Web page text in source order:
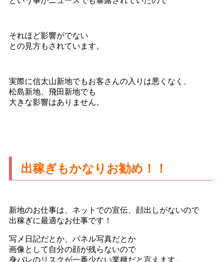
それほど影響がでない
との見方もされています。
実際に信太山新地でもお客さんの入りは悪くなく、
松島新地、飛田新地でも
大きな影響はありません。
出稼ぎもかなりお勧め！！
新地のお仕事は、ネットでの宣伝、顔出しがないので
出稼ぎに最適なお仕事です！
写メ日記だとか、パネル写真だとか
画像として自分の顔が残らないので
身バレのリスクが一番少ない業種だと言えます。